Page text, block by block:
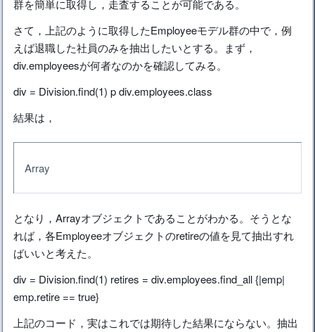
群を簡単に取得し，走査することが可能である。
さて，上記のように取得したEmployeeモデル群の中で，例
えば退職した社員のみを抽出したいとする。まず，
div.employeesが何者なのかを確認してみる。
div = Division.find(1) p div.employees.class
結果は，
Array
となり，Arrayオブジェクトであることがわかる。そうとな
れば，各Employeeオブジェクトのretireの値を見て抽出すれ
ばいいと考えた。
div = Division.find(1) retires = div.employees.find_all {|emp|
emp.retire == true}
上記のコード，実はこれでは期待した結果にならない。抽出